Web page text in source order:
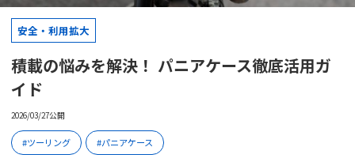
安全・利用拡大
積載の悩みを解決！ パニアケース徹底活用ガ
イド
2026/03/27公開
ツーリング パニアケース